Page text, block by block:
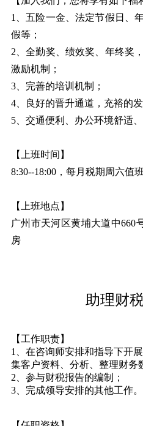
1、五险一金、法定节假日、
假等；
2、全勤奖、绩效奖、年终奖
激励机制；
3、完善的培训机制；
4、良好的晋升通道，充裕的发
5、交通便利、办公环境舒适
【上班时间】
8:30--18:00，每月税期周六值
【上班地点】
广州市天河区黄埔大道中660
房
助理财
【工作职责】
1、在咨询师安排和指导下开
集客户资料、分析、整理财务
2、参与财税报告的编制；
3、完成领导安排的其他工作。